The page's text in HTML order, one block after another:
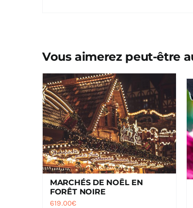
Vous aimerez peut-être
MARCHÉS DE NOËL EN
FORÊT NOIRE
619.00€